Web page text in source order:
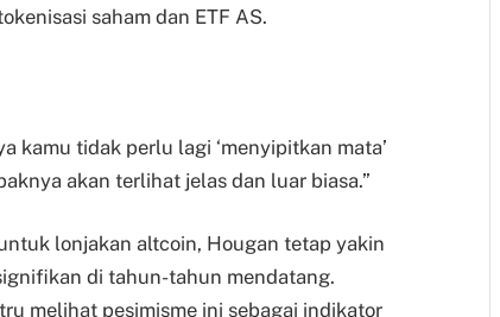
saham dan ETF AS.
kamu tidak perlu lagi ‘menyipitkan mata’
akan terlihat jelas dan luar biasa.”
lonjakan altcoin, Hougan tetap yakin
di tahun-tahun mendatang.
melihat pesimisme ini sebagai indikator